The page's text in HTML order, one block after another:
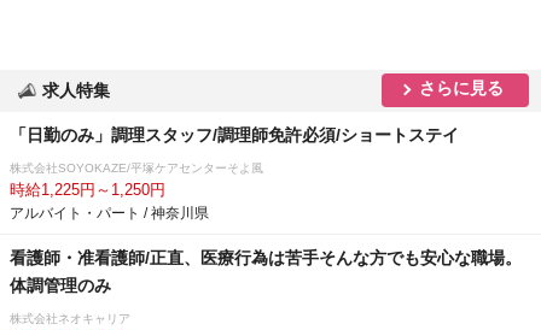
求人特集 さらに見る
「日勤のみ」調理スタッフ/調理師免許必須/ショートステイ
株式会社SOYOKAZE/平塚ケアセンターそよ風
時給1,225円～1,250円
アルバイト・パート / 神奈川県
看護師・准看護師/正直、医療行為は苦手そんな方でも安心な職場。
体調管理のみ
株式会社ネオキャリア